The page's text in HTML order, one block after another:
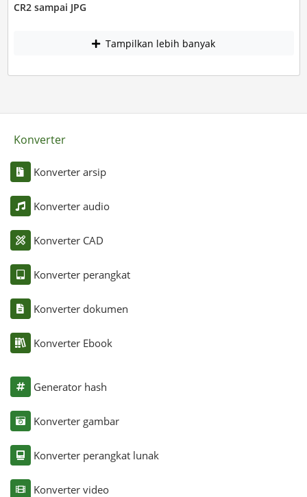
CR2 sampai JPG
Tampilkan lebih banyak
Konverter
Konverter arsip
Konverter audio
Konverter CAD
Konverter perangkat
Konverter dokumen
Konverter Ebook
Generator hash
Konverter gambar
Konverter perangkat lunak
Konverter video